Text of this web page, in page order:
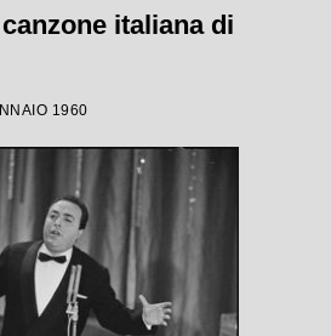
italiana di
1960